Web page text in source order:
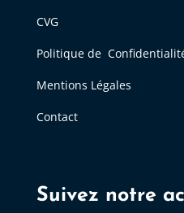
CVG
Politique de
Mentions Légales
Contact
Suivez notre